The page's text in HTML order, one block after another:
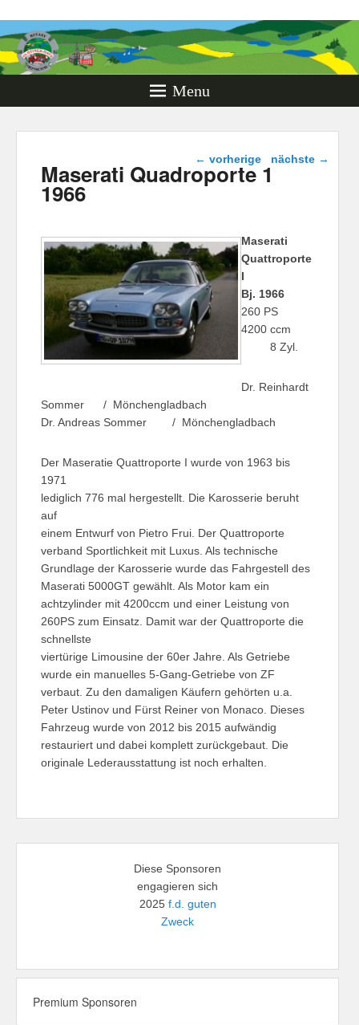
Rotary
Oldtimer
Monschau
Menu
Beitragsnavigation
← vorherige nächste →
Maserati Quadroporte 1
1966
Maserati
Quattroporte
I
Bj. 1966
260 PS
4200 ccm
8 Zyl.
Dr. Reinhardt
Sommer / Mönchengladbach
Dr. Andreas Sommer / Mönchengladbach
Der Maseratie Quattroporte I wurde von 1963 bis
1971
lediglich 776 mal hergestellt. Die Karosserie beruht
auf
einem Entwurf von Pietro Frui. Der Quattroporte
verband Sportlichkeit mit Luxus. Als technische
Grundlage der Karosserie wurde das Fahrgestell des
Maserati 5000GT gewählt. Als Motor kam ein
achtzylinder mit 4200ccm und einer Leistung von
260PS zum Einsatz. Damit war der Quattroporte die
schnellste
viertürige Limousine der 60er Jahre. Als Getriebe
wurde ein manuelles 5-Gang-Getriebe von ZF
verbaut. Zu den damaligen Käufern gehörten u.a.
Peter Ustinov und Fürst Reiner von Monaco. Dieses
Fahrzeug wurde von 2012 bis 2015 aufwändig
restauriert und dabei komplett zurückgebaut. Die
originale Lederausstattung ist noch erhalten.
Diese Sponsoren
engagieren sich
2025 f.d. guten
Zweck
Premium Sponsoren